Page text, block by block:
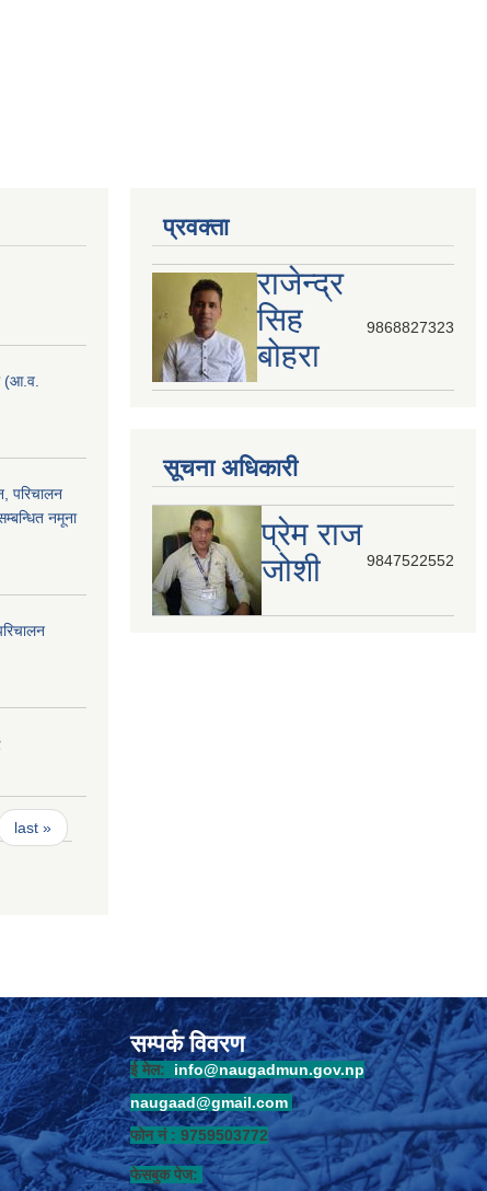
(आ.व.
परिचालन
नमूना
last »
प्रवक्ता
राजेन्द्र
सिह
बोहरा
9868827323
सूचना अधिकारी
प्रेम राज
जोशी
9847522552
सम्पर्क विवरण
ई मेल: info@naugadmun.gov.np
naugaad@gmail.com
फोन नं : 9759503772
फेसबुक पेज: